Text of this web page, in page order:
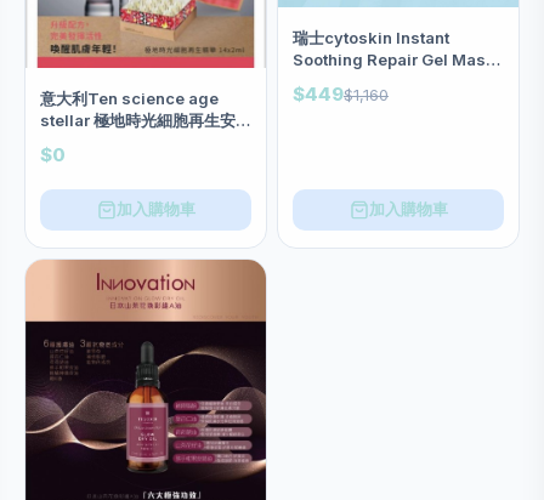
意大利Ten science age
stellar 極地時光細胞再生安瓶
$0
加入購物車
瑞士cytoskin Instant
Soothing Repair Gel Mask
$449$1,160
加入購物車